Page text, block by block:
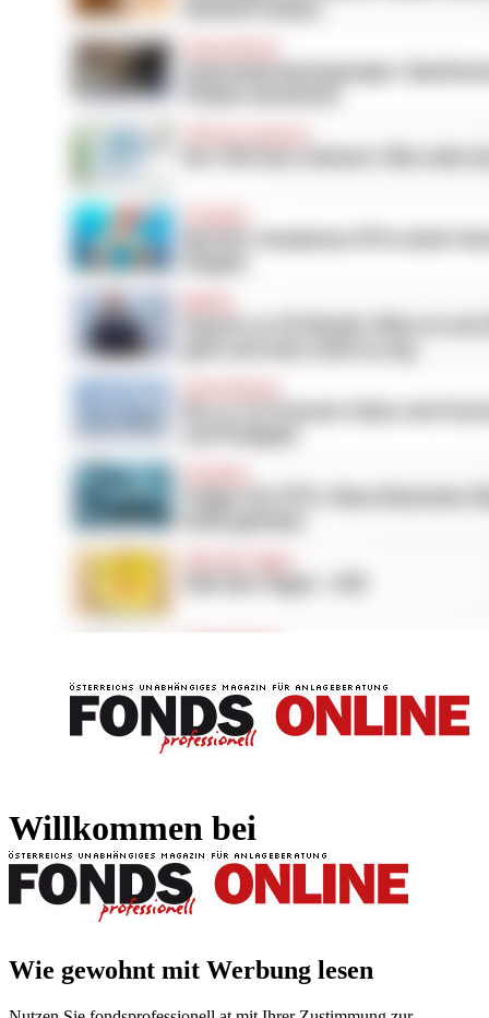
Willkommen bei
Wie gewohnt mit Werbung lesen